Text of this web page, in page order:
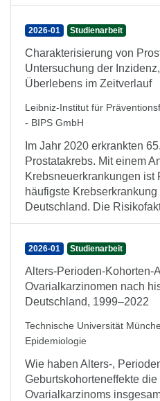
2026-01 Studienarbeit
Charakterisierung von
Untersuchung der
Überlebens im Zeitverlauf
Leibniz-Institut für
- BIPS GmbH
Im Jahr 2020 erkrankten
Prostatakrebs. Mit einem
Krebsneuerkrankungen ist
häufigste
Deutschland. Die
2026-01 Studienarbeit
Alters-Perioden-Kohorten-
Ovarialkarzinomen nach
Deutschland, 1999–2022
Technische Universität
Epidemiologie
Wie haben Alters-,
Geburtskohorteneffekte
Ovarialkarzinoms